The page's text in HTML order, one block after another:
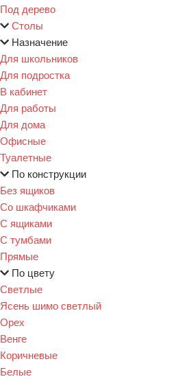
Под дерево
Столы
Назначение
Для школьников
Для подростка
В кабинет
Для работы
Для дома
Офисные
Туалетные
По конструкции
Без ящиков
Со шкафчиками
С ящиками
С тумбами
Прямые
По цвету
Светлые
Ясень шимо светлый
Орех
Венге
Коричневые
Белые